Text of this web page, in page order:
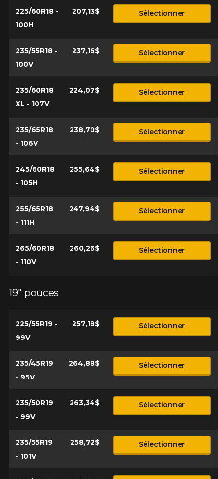
225/60R18 -
100H
207,13$ Sélectionner
235/55R18 -
100V
237,16$ Sélectionner
235/60R18
XL - 107V
224,07$ Sélectionner
235/65R18
- 106V
238,70$ Sélectionner
245/60R18
- 105H
255,64$ Sélectionner
255/65R18
- 111H
247,94$ Sélectionner
265/60R18
- 110V
260,26$ Sélectionner
19" pouces
225/55R19 -
99V
257,18$ Sélectionner
235/45R19
- 95V
264,88$ Sélectionner
235/50R19
- 99V
263,34$ Sélectionner
235/55R19
- 101V
258,72$ Sélectionner